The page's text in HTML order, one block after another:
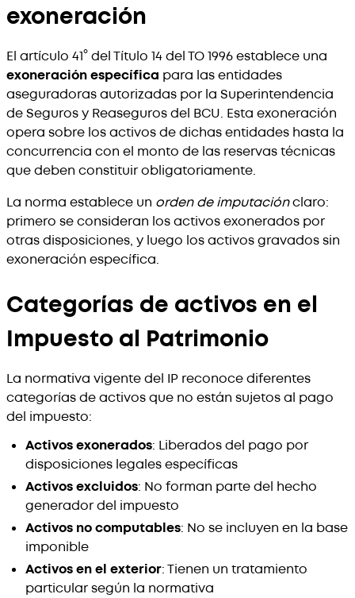
exoneración
El artículo 41° del Título 14 del TO 1996 establece una
exoneración específica para las entidades
aseguradoras autorizadas por la Superintendencia
de Seguros y Reaseguros del BCU. Esta exoneración
opera sobre los activos de dichas entidades hasta la
concurrencia con el monto de las reservas técnicas
que deben constituir obligatoriamente.
La norma establece un orden de imputaciónclaro:
primero se consideran los activos exonerados por
otras disposiciones, y luego los activos gravados sin
exoneración específica.
Categorías de activos en el
Impuesto al Patrimonio
La normativa vigente del IP reconoce diferentes
categorías de activos que no están sujetos al pago
del impuesto:
Activos exonerados: Liberados del pago por
disposiciones legales específicas
Activos excluidos: No forman parte del hecho
generador del impuesto
Activos no computables: No se incluyen en la base
imponible
Activos en el exterior: Tienen un tratamiento
particular según la normativa